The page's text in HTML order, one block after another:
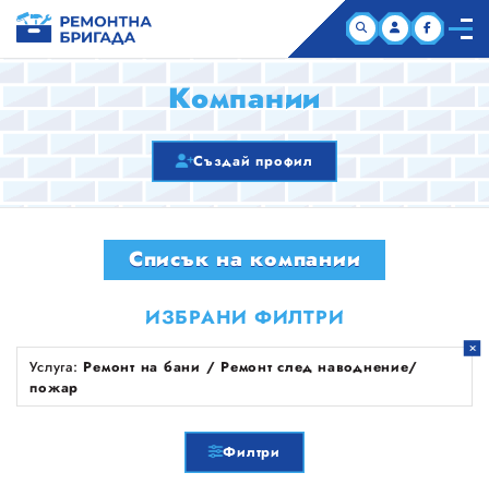
КОМПАНИИ
ЗА НАС
Компании
Създай профил
Списък на компании
ИЗБРАНИ ФИЛТРИ
Услуга: Ремонт на бани / Ремонт след наводнение/
пожар
Филтри